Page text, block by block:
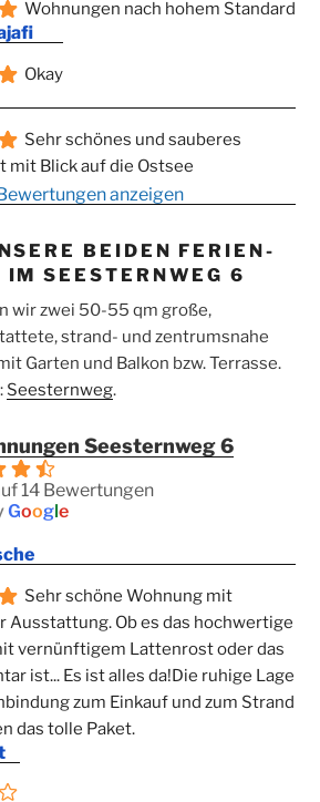
Wohnungen nach hohem Standard
Okay
Sehr schönes und sauberes
mit Blick auf die Ostsee
anzeigen
BEIDEN FERIEN­
IM SEE­STERN­WEG 6
wir zwei 50-55 qm große,
strand- und zentrumsnahe
Garten und Balkon bzw. Terrasse.
See­stern­weg.
Seesternweg 6
14 Bewertungen
Google
Sehr schöne Wohnung mit
Ausstattung. Ob es das hochwertige
vernünftigem Lattenrost oder das
ist... Es ist alles da!Die ruhige Lage
zum Einkauf und zum Strand
das tolle Paket.